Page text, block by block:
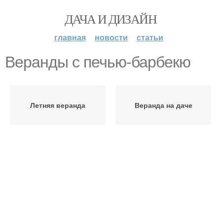
ДАЧА И ДИЗАЙН
главная новости статьи
Веранды с печью-барбекю
Летняя веранда Веранда на даче